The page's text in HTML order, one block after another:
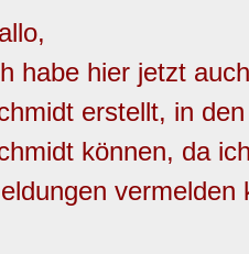
habe hier jetzt
erstellt, in
können, da
vermelden